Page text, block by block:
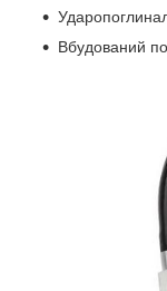
Вбудований